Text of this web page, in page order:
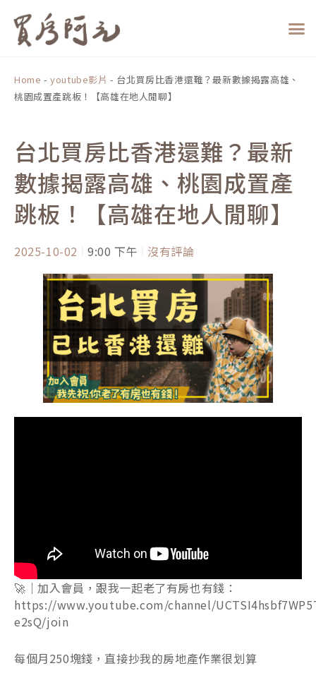
Home -youtube影片 - 台北買房比香港還難？最新數據揭露高雄、
桃園成置產跳板！【高雄在地人閒聊】
台北買房比香港還難？最新
數據揭露高雄、桃園成置產
跳板！【高雄在地人閒聊】
2025-10-02 9:00 下午 沒有評論
🚀｜加入會員，跟我一起老了有房也有錢：
https://www.youtube.com/channel/
e2sQ/join
每個月250塊錢，直接抄我的房地產作業很划算